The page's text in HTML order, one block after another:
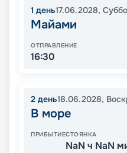
1 день17.06.2028,
Майами
ОТПРАВЛЕНИЕ
16:30
2 день18.06.2028,
В море
ПРИБЫТИЕСТОЯНКА
NaN ч NaN